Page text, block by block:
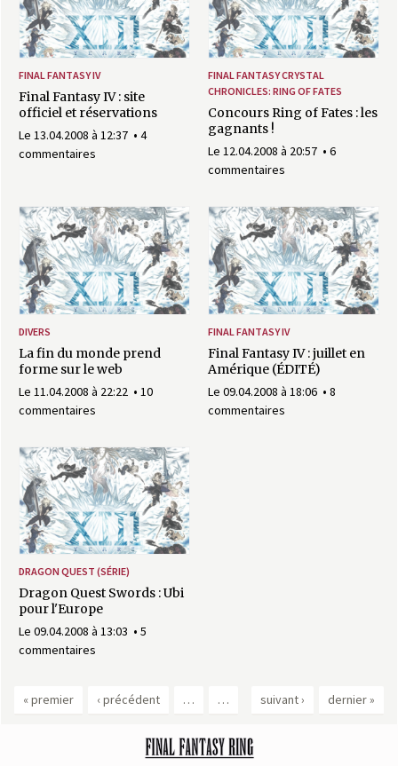
FINAL FANTASY IV
Final Fantasy IV : site
officiel et réservations
Le 13.04.2008 à 12:37
4
commentaires
FINAL FANTASY CRYSTAL
CHRONICLES: RING OF FATES
Concours Ring of Fates : les
gagnants !
Le 12.04.2008 à 20:57
6
commentaires
DIVERS
La fin du monde prend
forme sur le web
Le 11.04.2008 à 22:22
10
commentaires
FINAL FANTASY IV
Final Fantasy IV : juillet en
Amérique (ÉDITÉ)
Le 09.04.2008 à 18:06
8
commentaires
DRAGON QUEST (SÉRIE)
Dragon Quest Swords : Ubi
pour l'Europe
Le 09.04.2008 à 13:03
5
commentaires
« premier ‹ précédent … … suivant › dernier »